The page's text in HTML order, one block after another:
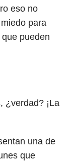
eso no
para
pueden
¿verdad? ¡La
una de
que